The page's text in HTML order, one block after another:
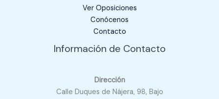
Ver Oposiciones
Conócenos
Contacto
Información de Contacto
Dirección
Calle Duques de Nájera, 98, Bajo